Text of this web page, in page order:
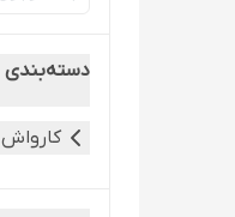
دسته‌بندی
کارواش